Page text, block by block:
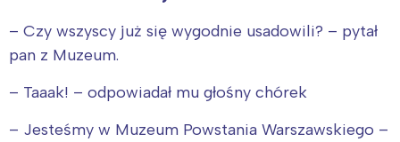
– Czy wszyscy już się wygodnie usadowili? – pytał
pan z Muzeum.
– Taaak! – odpowiadał mu głośny chórek
– Jesteśmy w Muzeum Powstania Warszawskiego –